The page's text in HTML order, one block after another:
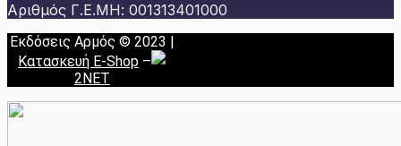
Αριθμός Γ.Ε.ΜΗ: 001313401000
Εκδόσεις Αρμός © 2023 |
Κατασκευή E-Shop –
2NET